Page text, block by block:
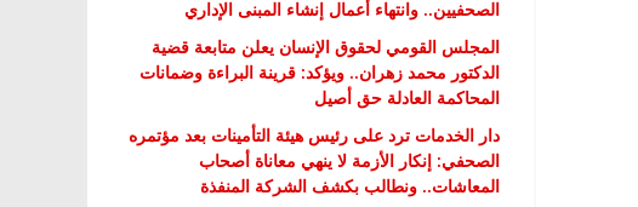
الصحفيين.. وانتهاء أعمال إنشاء المبنى الإداري
المجلس القومي لحقوق الإنسان يعلن متابعة قضية
الدكتور محمد زهران.. ويؤكد: قرينة البراءة وضمانات
المحاكمة العادلة حق أصيل
دار الخدمات ترد على رئيس هيئة التأمينات بعد مؤتمره
الصحفي: إنكار الأزمة لا ينهي معاناة أصحاب
المعاشات.. ونطالب بكشف الشركة المنفذة